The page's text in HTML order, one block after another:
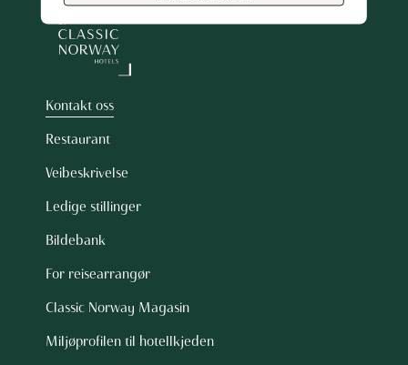
Kontakt oss
Restaurant
Veibeskrivelse
Ledige stillinger
Bildebank
For reisearrangør
Classic Norway Magasin
Miljøprofilen til hotellkjeden